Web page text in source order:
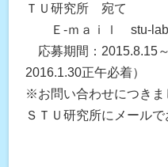
ＴＵ研究所 宛て
Ｅ-ｍａｉｌ stu-
応募期間：2015.8.15
2016.1.30正午必着）
※お問い合わせにつきま
ＳＴＵ研究所にメール